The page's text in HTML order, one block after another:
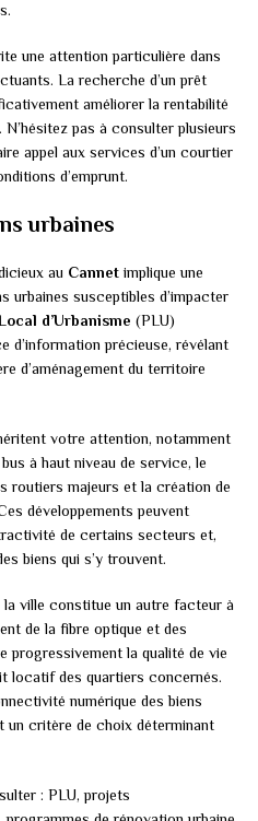
une attention particulière dans
La recherche d’un prêt
améliorer la rentabilité
pas à consulter plusieurs
appel aux services d’un courtier
d’emprunt.
urbaines
au Cannet implique une
urbaines susceptibles d’impacter
d’Urbanisme (PLU)
d’information précieuse, révélant
d’aménagement du territoire
votre attention, notamment
à haut niveau de service, le
routiers majeurs et la création de
développements peuvent
de certains secteurs et,
biens qui s’y trouvent.
ville constitue un autre facteur à
de la fibre optique et des
la qualité de vie
locatif des quartiers concernés.
numérique des biens
un critère de choix déterminant
: PLU, projets